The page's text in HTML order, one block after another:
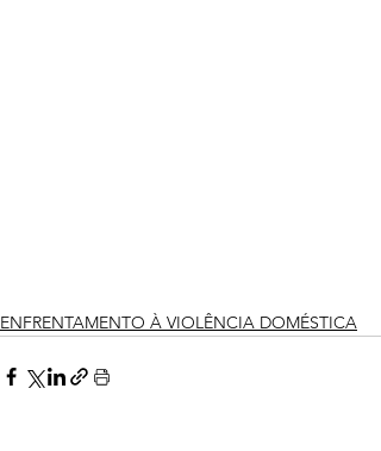
ENFRENTAMENTO À VIOLÊNCIA DOMÉSTICA